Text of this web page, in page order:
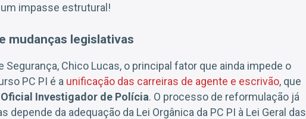
impasse estrutural!
mudanças legislativas
Segurança, Chico Lucas, o principal fator que ainda impede o
PC PI é a unificação das carreiras de agente e escrivão, que
Oficial Investigador de Polícia. O processo de reformulação já
depende da adequação da Lei Orgânica da PC PI à Lei Geral das